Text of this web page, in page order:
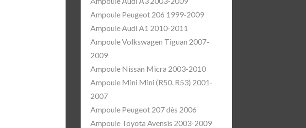
Ampoule Peugeot 206 1999-2009
Ampoule Audi A1 2010-2011
Ampoule Volkswagen Tiguan 2007-
2009
Ampoule Nissan Micra 2003-2010
Ampoule Mini Mini (R50, R53) 2001-
2007
Ampoule Peugeot 207 dès 2006
Ampoule Toyota Avensis 2003-2009